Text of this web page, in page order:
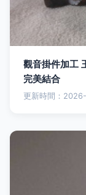
觀音掛件加工
完美結合
更新時間：